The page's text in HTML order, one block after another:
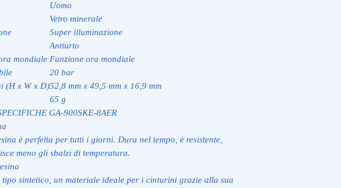
Uomo
Vetro minerale
Super illuminazione
Antiurto
mondiale Funzione ora mondiale
20 bar
(H x W x D)52,8 mm x 49,5 mm x 16,9 mm
65 g
GA-900SKE-8AER
è perfetta per tutti i giorni. Dura nel tempo, è resistente,
meno gli sbalzi di temperatura.
tipo sintetico, un materiale ideale per i cinturini grazie alla sua